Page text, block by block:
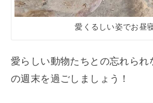
愛くるしい姿でお昼
愛らしい動物たちとの忘れら
の週末を過ごしましょう！